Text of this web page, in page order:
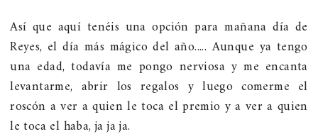
Así que aquí tenéis una opción para mañana día de
Reyes, el día más mágico del año..... Aunque ya tengo
una edad, todavía me pongo nerviosa y me encanta
levantarme, abrir los regalos y luego comerme el
roscón a ver a quien le toca el premio y a ver a quien
le toca el haba, ja ja ja.